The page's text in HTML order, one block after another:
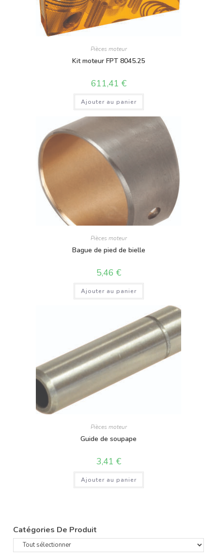
Pièces moteur
Kit moteur FPT 8045.25
611,41 €
Ajouter au panier
Pièces moteur
Bague de pied de bielle
5,46 €
Ajouter au panier
Pièces moteur
Guide de soupape
3,41 €
Ajouter au panier
Catégories De Produit